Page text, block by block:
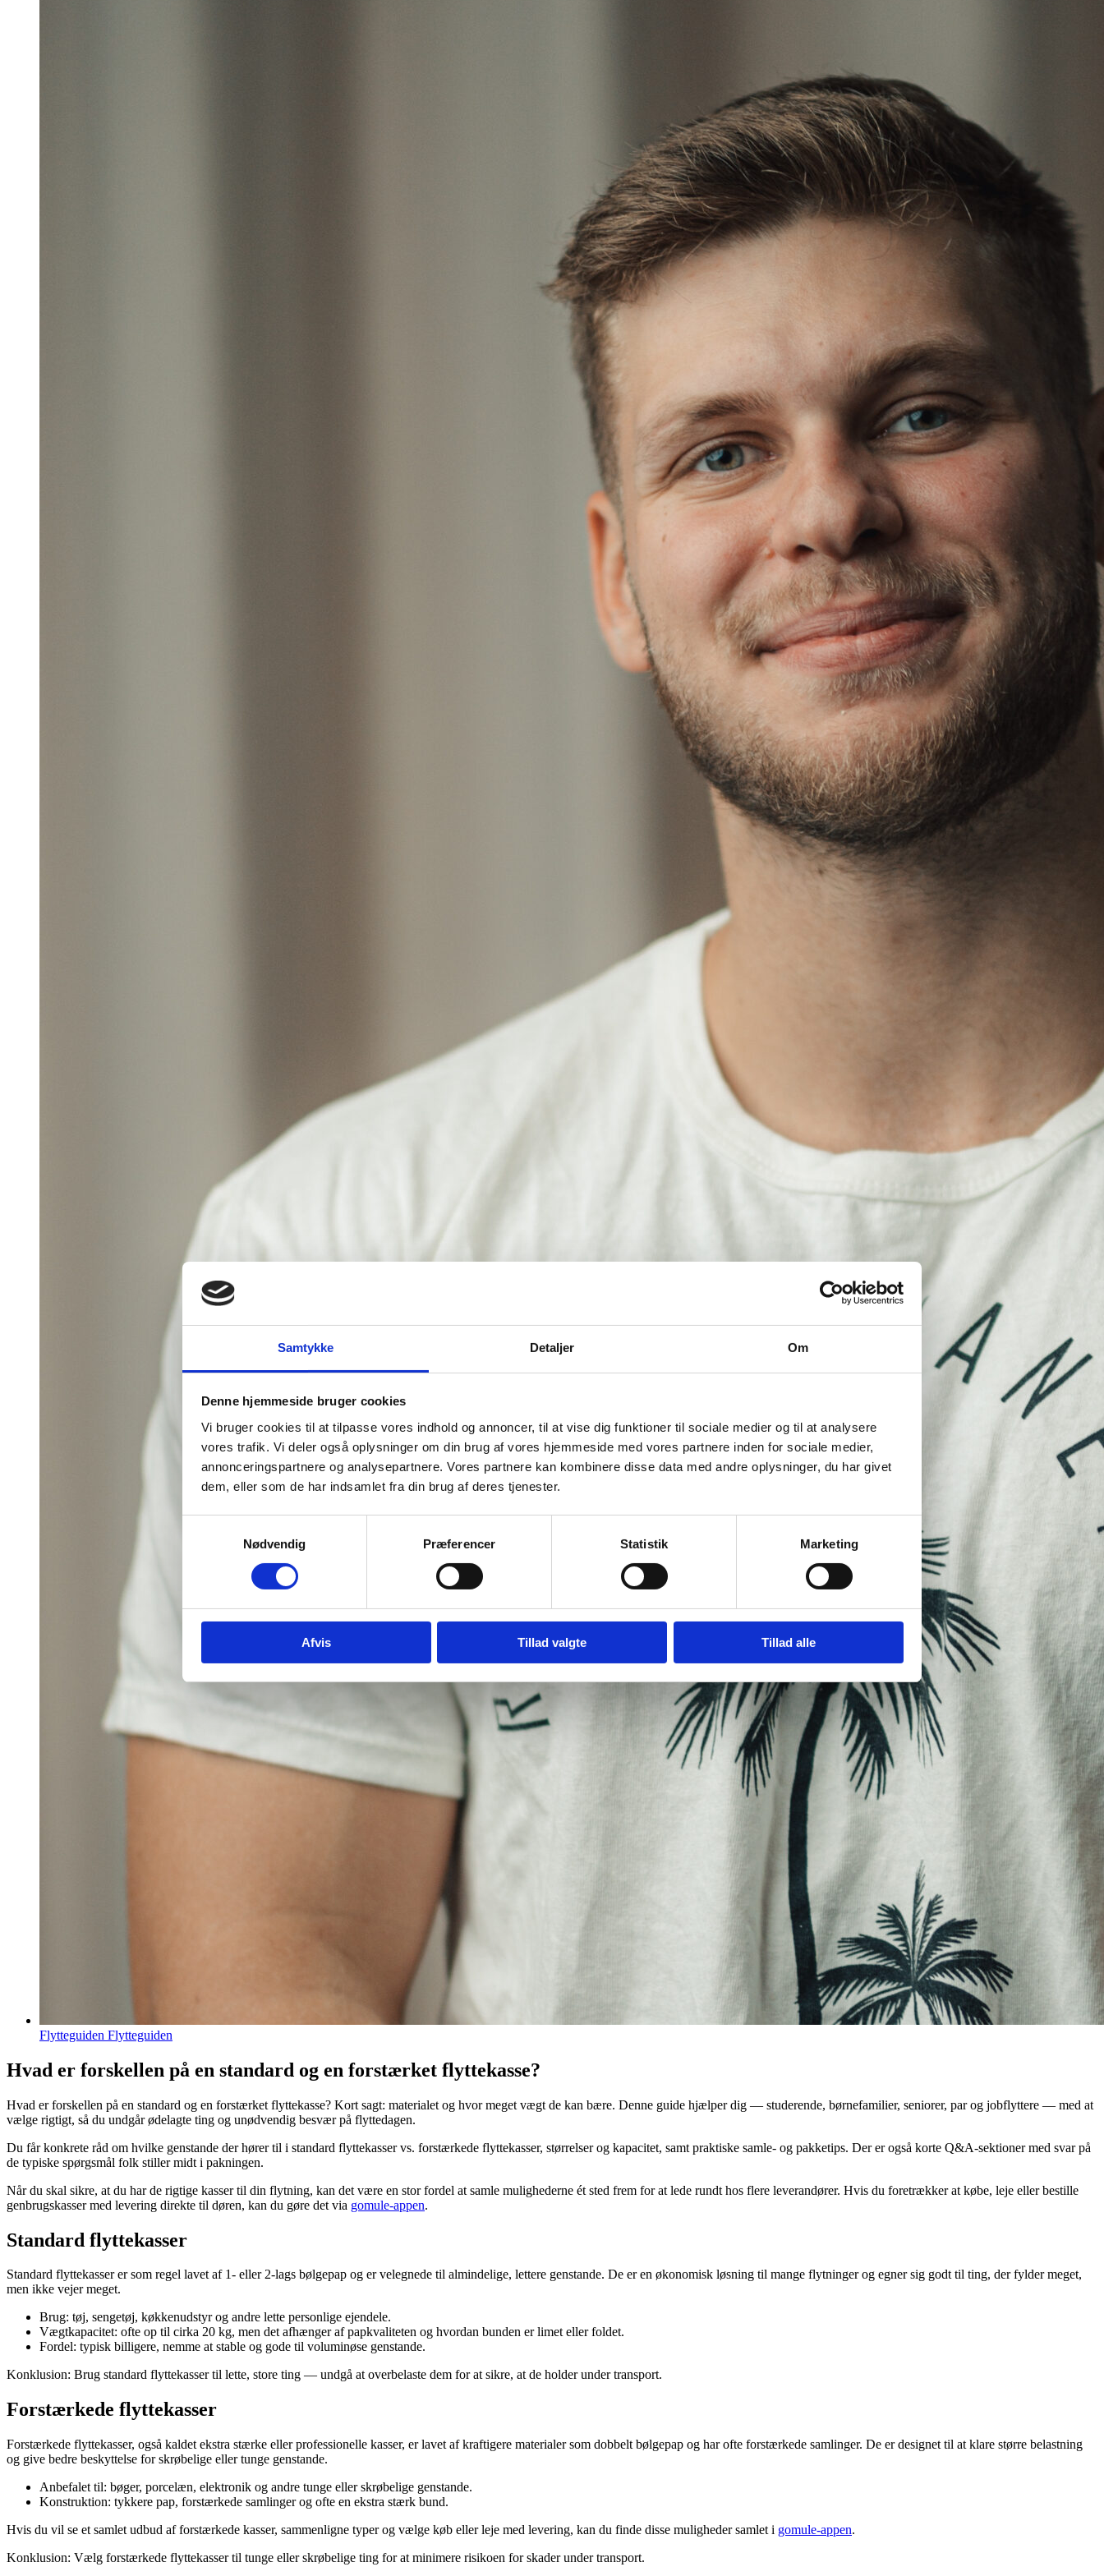
Samtykke Detaljer Om
Denne hjemmeside bruger cookies
Vi bruger cookies til at tilpasse vores indhold og annoncer, til at vise dig funktioner til sociale medier og til at analysere
vores trafik. Vi deler også oplysninger om din brug af vores hjemmeside med vores partnere inden for sociale medier,
annonceringspartnere og analysepartnere. Vores partnere kan kombinere disse data med andre oplysninger, du har givet
dem, eller som de har indsamlet fra din brug af deres tjenester.
Nødvendig
Præferencer Statistik Marketing
Afvis Tillad valgte Tillad alle
Flytteguiden Flytteguiden
Hvad er forskellen på en standard og en forstærket flyttekasse?
Hvad er forskellen på en standard og en forstærket flyttekasse? Kort sagt: materialet og hvor meget vægt de kan bære. Denne guide hjælper dig — studerende, børnefamilier, seniorer, par og jobflyttere — med at
vælge rigtigt, så du undgår ødelagte ting og unødvendig besvær på flyttedagen.
Du får konkrete råd om hvilke genstande der hører til i standard flyttekasser vs. forstærkede flyttekasser, størrelser og kapacitet, samt praktiske samle- og pakketips. Der er også korte Q&A-sektioner med svar på
de typiske spørgsmål folk stiller midt i pakningen.
Når du skal sikre, at du har de rigtige kasser til din flytning, kan det være en stor fordel at samle mulighederne ét sted frem for at lede rundt hos flere leverandører. Hvis du foretrækker at købe, leje eller bestille
genbrugskasser med levering direkte til døren, kan du gøre det via gomule-appen.
Standard flyttekasser
Standard flyttekasser er som regel lavet af 1- eller 2-lags bølgepap og er velegnede til almindelige, lettere genstande. De er en økonomisk løsning til mange flytninger og egner sig godt til ting, der fylder meget,
men ikke vejer meget.
Brug: tøj, sengetøj, køkkenudstyr og andre lette personlige ejendele.
Vægtkapacitet: ofte op til cirka 20 kg, men det afhænger af papkvaliteten og hvordan bunden er limet eller foldet.
Fordel: typisk billigere, nemme at stable og gode til voluminøse genstande.
Konklusion: Brug standard flyttekasser til lette, store ting — undgå at overbelaste dem for at sikre, at de holder under transport.
Forstærkede flyttekasser
Forstærkede flyttekasser, også kaldet ekstra stærke eller professionelle kasser, er lavet af kraftigere materialer som dobbelt bølgepap og har ofte forstærkede samlinger. De er designet til at klare større belastning
og give bedre beskyttelse for skrøbelige eller tunge genstande.
Anbefalet til: bøger, porcelæn, elektronik og andre tunge eller skrøbelige genstande.
Konstruktion: tykkere pap, forstærkede samlinger og ofte en ekstra stærk bund.
Hvis du vil se et samlet udbud af forstærkede kasser, sammenligne typer og vælge køb eller leje med levering, kan du finde disse muligheder samlet i gomule-appen.
Konklusion: Vælg forstærkede flyttekasser til tunge eller skrøbelige ting for at minimere risikoen for skader under transport.